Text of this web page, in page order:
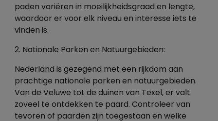
paden variëren in moeilijkheidsgraad en lengte,
waardoor er voor elk niveau en interesse iets te
vinden is.
2. Nationale Parken en Natuurgebieden:
Nederland is gezegend met een rijkdom aan
prachtige nationale parken en natuurgebieden.
Van de Veluwe tot de duinen van Texel, er valt
zoveel te ontdekken te paard. Controleer van
tevoren of paarden zijn toegestaan ​​en welke